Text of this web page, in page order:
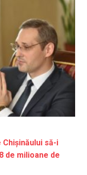
să-i
de milioane de